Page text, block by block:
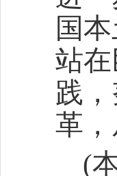
国
站
践
革
(